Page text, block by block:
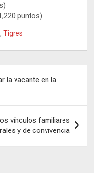
puntos)
, Tigres
la vacante en la
vínculos familiares
y de convivencia